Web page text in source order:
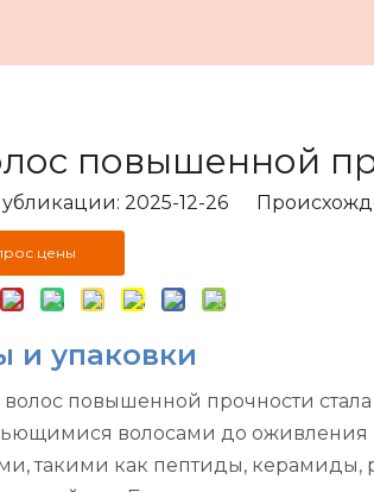
повышенной
2025-12-26
цены
и упаковки
повышенной прочности
волосами до
такими как пептиды, керамиды,